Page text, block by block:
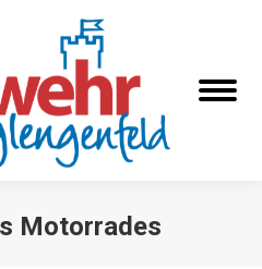
Motorrades